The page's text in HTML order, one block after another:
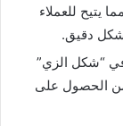
يتيح للعملاء
بشكل دقيق.
في “شكل الزي”
الحصول على